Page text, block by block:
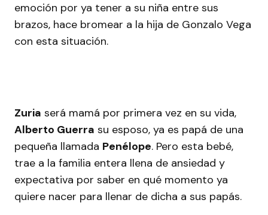
emoción por ya tener a su niña entre sus
brazos, hace bromear a la hija de Gonzalo Vega
con esta situación.
Zuria será mamá por primera vez en su vida,
Alberto Guerra su esposo, ya es papá de una
pequeña llamada Penélope. Pero esta bebé,
trae a la familia entera llena de ansiedad y
expectativa por saber en qué momento ya
quiere nacer para llenar de dicha a sus papás.